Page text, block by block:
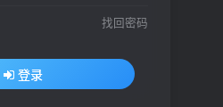
找回密码
登录